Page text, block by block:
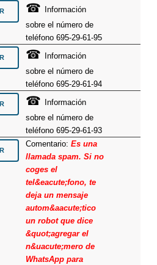
☎ Información
sobre el número de
teléfono 695-29-61-95
☎ Información
sobre el número de
teléfono 695-29-61-94
☎ Información
sobre el número de
teléfono 695-29-61-93
Comentario:Es una
llamada spam. Si no
coges el
tel&eacute;fono, te
deja un mensaje
autom&aacute;tico
un robot que dice
&quot;agregar el
n&uacute;mero de
WhatsApp para